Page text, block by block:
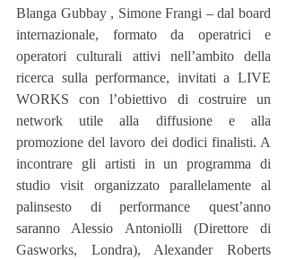
Blanga Gubbay , Simone Frangi – dal board
internazionale, formato da operatrici e
operatori culturali attivi nell’ambito della
ricerca sulla performance, invitati a LIVE
WORKS con l’obiettivo di costruire un
network utile alla diffusione e alla
promozione del lavoro dei dodici finalisti. A
incontrare gli artisti in un programma di
studio visit organizzato parallelamente al
palinsesto di performance quest’anno
saranno Alessio Antoniolli (Direttore di
Gasworks, Londra), Alexander Roberts